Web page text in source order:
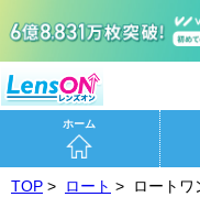
ホーム
TOP > ロート > ロートワ